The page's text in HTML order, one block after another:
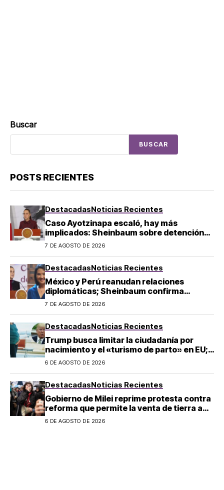
Buscar
BUSCAR
POSTS RECIENTES
DestacadasNoticias Recientes
Caso Ayotzinapa escaló, hay más
implicados: Sheinbaum sobre detención
de Ángel Aguirre
7 DE AGOSTO DE 2026
DestacadasNoticias Recientes
México y Perú reanudan relaciones
diplomáticas; Sheinbaum confirma
llegada de Betssy Chávez al país
7 DE AGOSTO DE 2026
DestacadasNoticias Recientes
Trump busca limitar la ciudadanía por
nacimiento y el «turismo de parto» en EU;
¿a quién afecta?
6 DE AGOSTO DE 2026
DestacadasNoticias Recientes
Gobierno de Milei reprime protesta contra
reforma que permite la venta de tierra a
extranjeros en Argentina
6 DE AGOSTO DE 2026